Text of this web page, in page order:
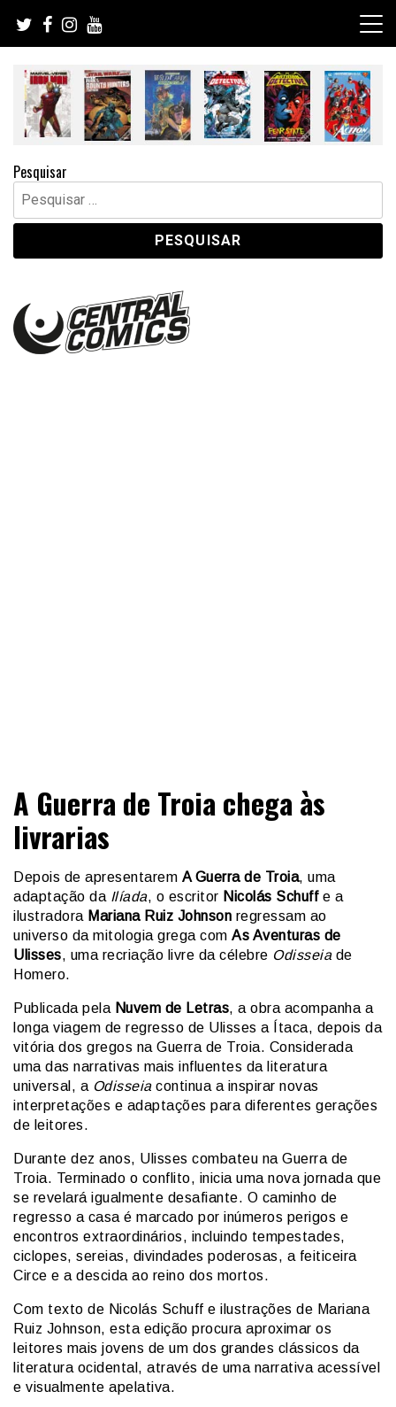
content
Pesquisar
Pesquisar
por:
Central Comics
A Guerra de Troia chega às
livrarias
Depois de apresentarem A Guerra de Troia, uma
adaptação da Ilíada, o escritor Nicolás Schuffe a
ilustradora Mariana Ruiz Johnson regressam ao
universo da mitologia grega com As Aventuras de
Ulisses, uma recriação livre da célebre Odisseiade
Homero.
Publicada pela Nuvem de Letras, a obra acompanha a
longa viagem de regresso de Ulisses a Ítaca, depois da
vitória dos gregos na Guerra de Troia. Considerada
uma das narrativas mais influentes da literatura
universal, a Odisseiacontinua a inspirar novas
interpretações e adaptações para diferentes gerações
de leitores.
Durante dez anos, Ulisses combateu na Guerra de
Troia. Terminado o conflito, inicia uma nova jornada que
se revelará igualmente desafiante. O caminho de
regresso a casa é marcado por inúmeros perigos e
encontros extraordinários, incluindo tempestades,
ciclopes, sereias, divindades poderosas, a feiticeira
Circe e a descida ao reino dos mortos.
Com texto de Nicolás Schuff e ilustrações de Mariana
Ruiz Johnson, esta edição procura aproximar os
leitores mais jovens de um dos grandes clássicos da
literatura ocidental, através de uma narrativa acessível
e visualmente apelativa.